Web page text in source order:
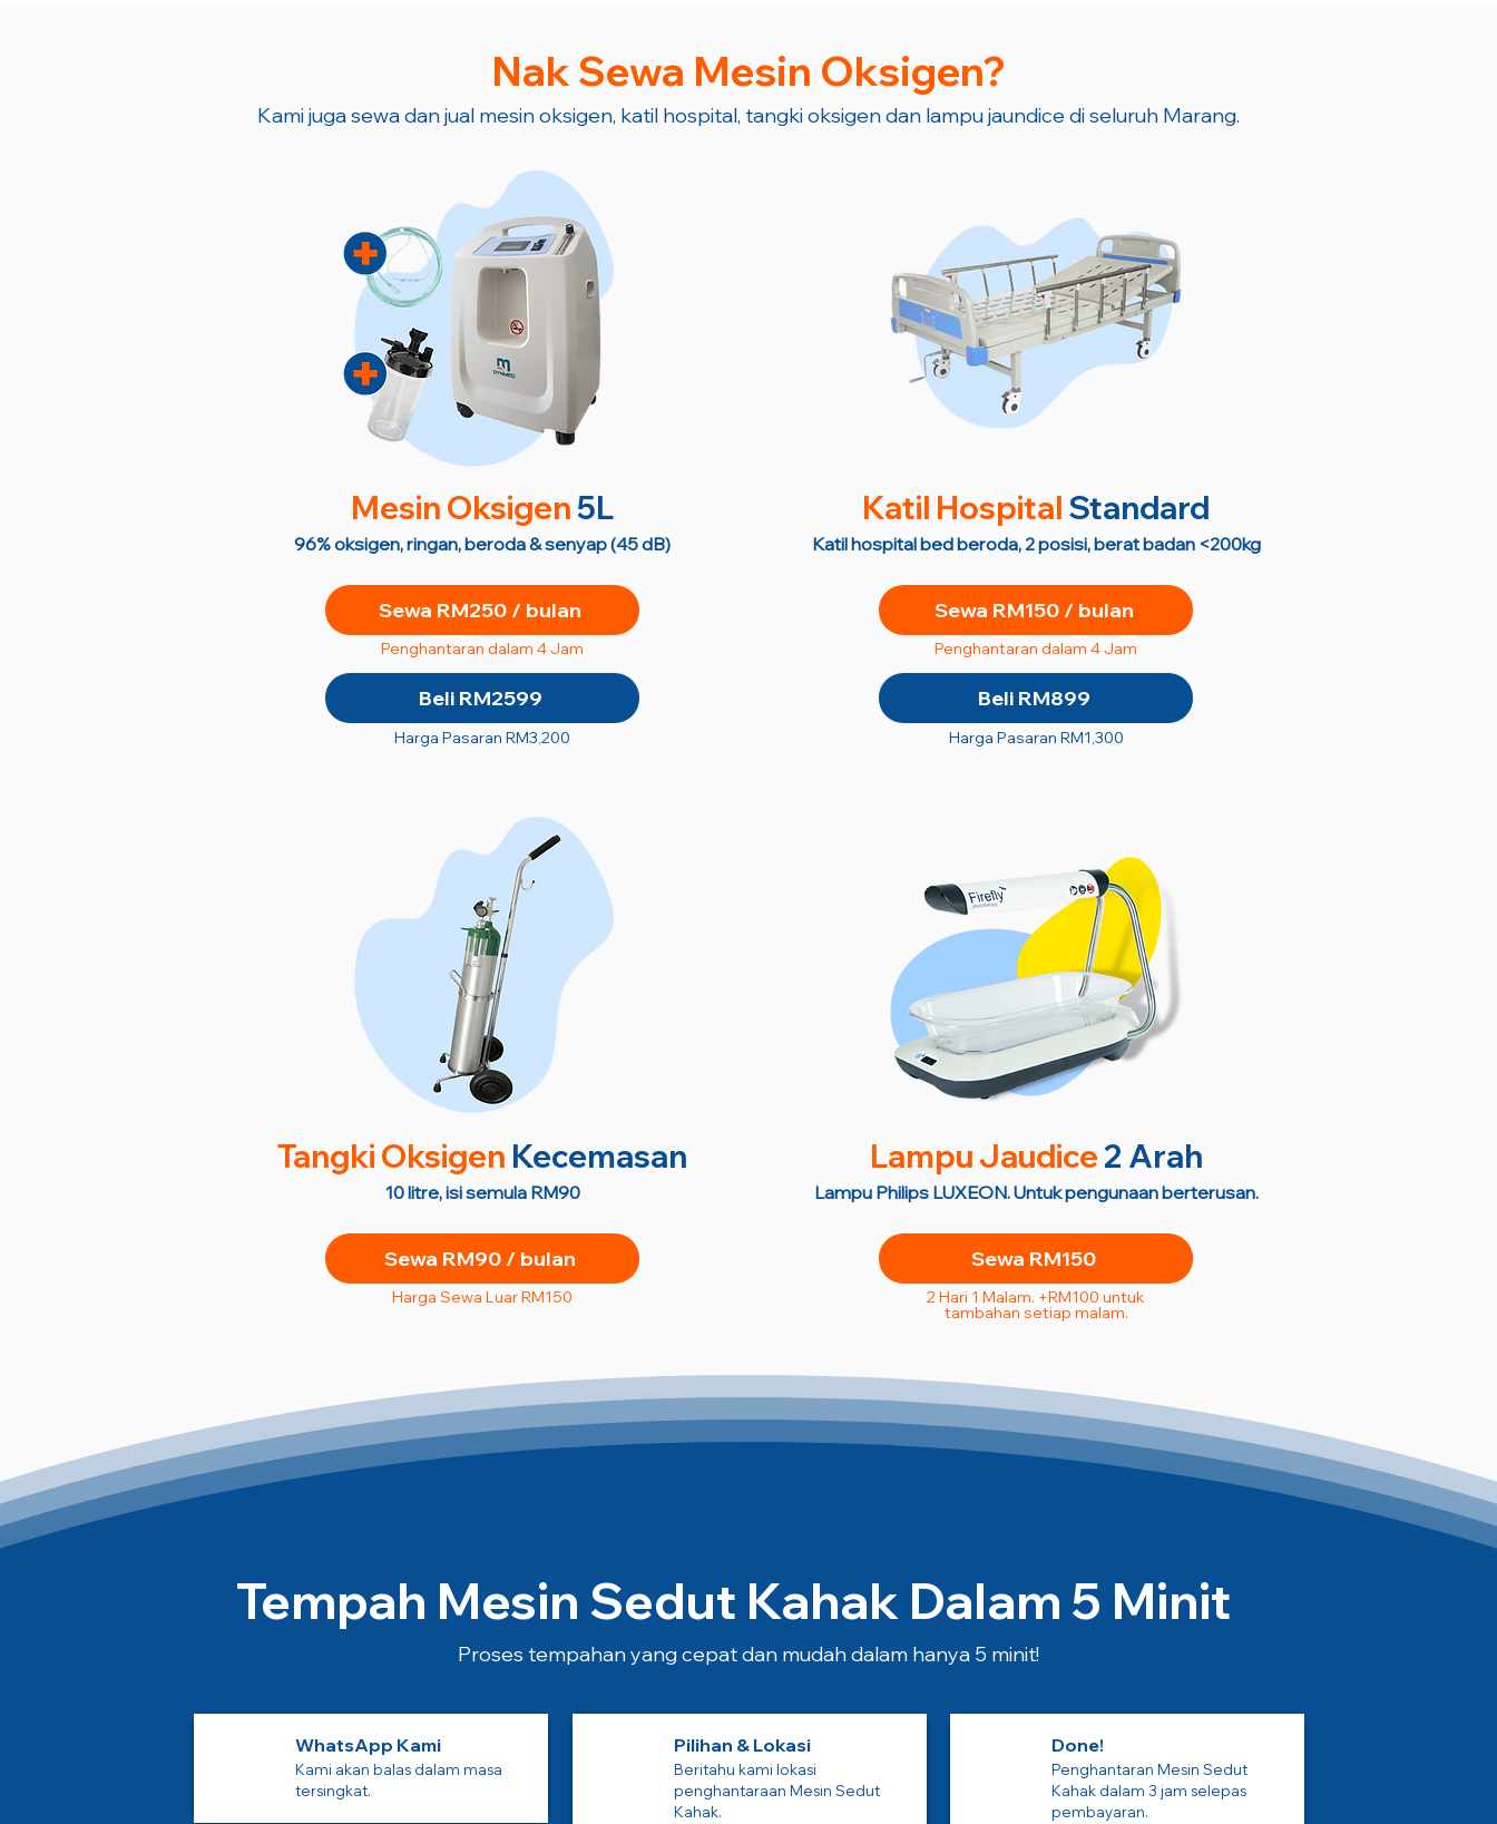
Nak Sewa Mesin Oksigen?
Kami juga sewa dan jual mesin oksigen, katil hospital, tangki oksigen dan lampu jaundice di seluruh Marang.
Mesin Oksigen5L
96% oksigen, ringan, beroda & senyap (45 dB)
Sewa RM250 / bulan
Penghantaran dalam 4 Jam
Beli RM2599
Harga Pasaran RM3,200
Katil Hospital Standard
Katil hospital bed beroda, 2 posisi, berat badan <200kg
Sewa RM150 / bulan
Penghantaran dalam 4 Jam
Beli RM899
Harga Pasaran RM1,300
Tangki Oksigen Kecemasan
10 litre, isi semula RM90
Sewa RM90 / bulan
Harga Sewa Luar RM150
Lampu Jaudice2 Arah
Lampu Philips LUXEON. Untuk pengunaan berterusan.
Sewa RM150
2 Hari 1 Malam. +RM100 untuk
tambahan setiap malam.
Tempah Mesin Sedut Kahak Dalam 5 Minit
Proses tempahan yang cepat dan mudah dalam hanya 5 minit!
WhatsApp Kami
Kami akan balas dalam masa
tersingkat.
Pilihan & Lokasi
Beritahu kami lokasi
penghantaraan Mesin Sedut
Kahak.
Done!
Penghantaran Mesin Sedut
Kahak dalam 3 jam selepas
pembayaran.